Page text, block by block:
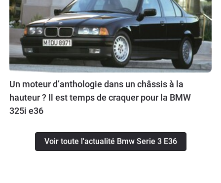
Un moteur d’anthologie dans un châssis à la
hauteur ? Il est temps de craquer pour la BMW
325i e36
Voir toute l'actualité Bmw Serie 3 E36